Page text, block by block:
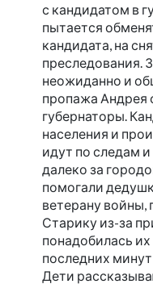
с кандидатом в
пытается
кандидата, на
преследования.
неожиданно и
пропажа Андрея
губернаторы.
населения и
идут по следам
далеко за
помогали
ветерану войны,
Старику из-за
понадобилась
последних
Дети